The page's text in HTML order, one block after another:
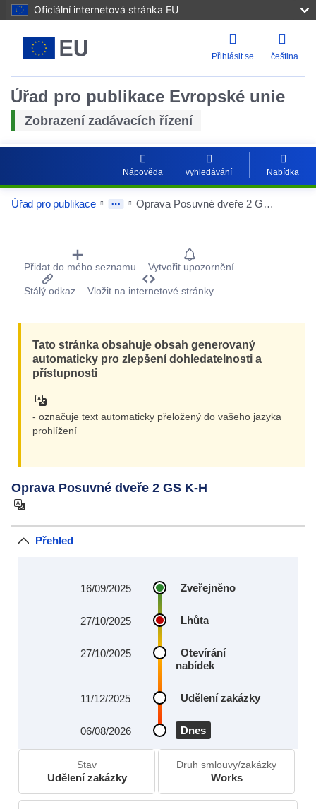
Oficiální internetová stránka EU
Přihlásit se čeština
Úřad pro publikace Evropské unie
Zobrazení zadávacích řízení
Nápověda vyhledávání Nabídka
Úřad pro publikace Oprava Posuvné dveře 2 GS K-H
Procurement Detail Actions Portlet
Přidat do mého seznamu Vytvořit upozornění
Stálý odkaz Vložit na internetové stránky
Tato stránka obsahuje obsah generovaný
automaticky pro zlepšení dohledatelnosti a
přístupnosti
- označuje text automaticky přeložený do vašeho jazyka
prohlížení
Oprava Posuvné dveře 2 GS K-H
Přehled
Zveřejněno
16/09/2025
Lhůta
27/10/2025
Otevírání
nabídek
27/10/2025
Udělení zakázky
11/12/2025
Dnes
06/08/2026
Stav
Udělení zakázky
Druh smlouvy/zakázky
Works